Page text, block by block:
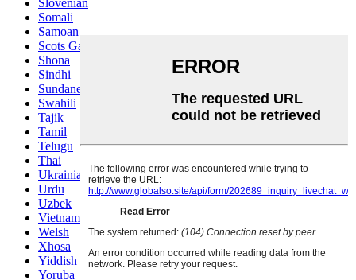
Slovenian
Somali
Samoan
Scots Gaelic
Shona
Sindhi
Sundanese
Swahili
Tajik
Tamil
Telugu
Thai
Ukrainian
Urdu
Uzbek
Vietnamese
Welsh
Xhosa
Yiddish
Yoruba